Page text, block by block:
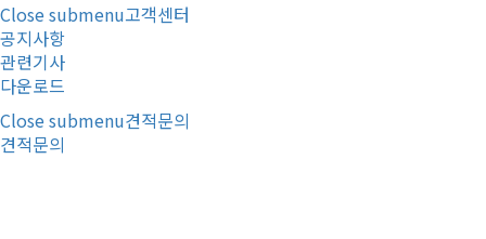
Close submenu고객센터
공지사항
관련기사
다운로드
Close submenu견적문의
견적문의